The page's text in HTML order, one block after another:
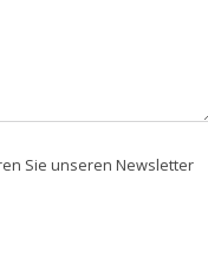
Sie unseren Newsletter